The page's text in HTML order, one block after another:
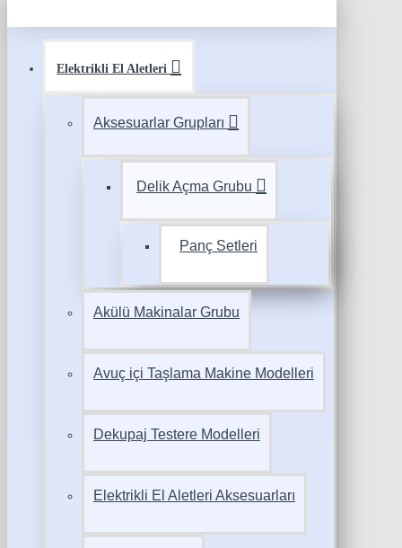
Elektrikli El Aletleri
Aksesuarlar Grupları
Delik Açma Grubu
Panç Setleri
Akülü Makinalar Grubu
Avuç içi Taşlama Makine Modelleri
Dekupaj Testere Modelleri
Elektrikli El Aletleri Aksesuarları